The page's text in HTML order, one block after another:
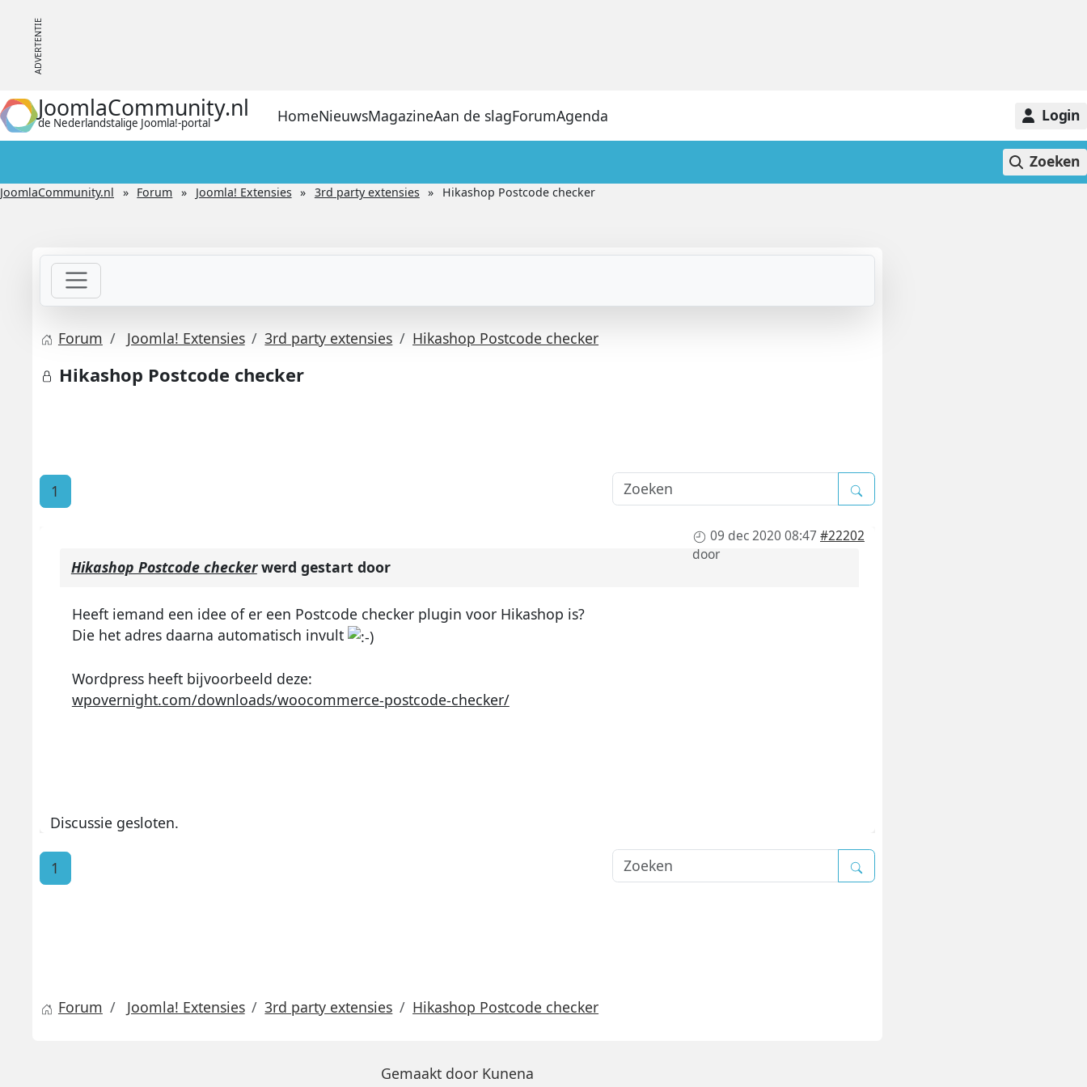
JoomlaCommunity.nl
de Nederlandstalige Joomla!-portal HomeNieuwsMagazineAan de slagForumAgenda Login
Zoeken
JoomlaCommunity.nl Forum Joomla! Extensies 3rd party extensies Hikashop Postcode checker
Forum Joomla! Extensies 3rd party extensies Hikashop Postcode checker
Hikashop Postcode checker
1
09 dec 2020 08:47 #22202
door
Hikashop Postcode checkerwerd gestart door
Heeft iemand een idee of er een Postcode checker plugin voor Hikashop is?
Die het adres daarna automatisch invult
Wordpress heeft bijvoorbeeld deze:
wpovernight.com/downloads/woocommerce-postcode-checker/
Discussie gesloten.
1
Forum Joomla! Extensies 3rd party extensies Hikashop Postcode checker
Gemaakt door Kunena